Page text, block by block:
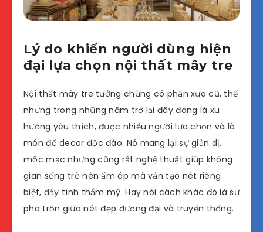
Lý do khiến người dùng hiện
đại lựa chọn nội thất mây tre
Nội thất mây tre tưởng chừng có phần xưa cũ, thế
nhưng trong những năm trở lại đây đang là xu
hướng yêu thích, được nhiều người lựa chọn và là
món đồ decor độc đáo. Nó mang lại sự giản dị,
mộc mạc nhưng cũng rất nghệ thuật giúp không
gian sống trở nên ấm áp mà vẫn tạo nét riêng
biệt, đầy tính thẩm mỹ. Hay nói cách khác đó là sự
pha trộn giữa nét đẹp đương đại và truyền thống.